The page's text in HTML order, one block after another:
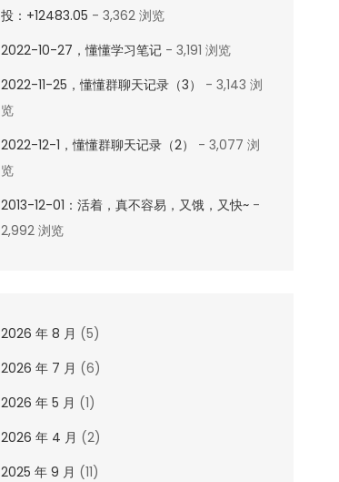
投：+12483.05 - 3,362 浏览
2022-10-27，懂懂学习笔记- 3,191 浏览
2022-11-25，懂懂群聊天记录（3）
- 3,143 浏
览
2022-12-1，懂懂群聊天记录（2）
- 3,077 浏
览
2013-12-01：活着，真不容易，又饿，又快~-
2,992 浏览
2026 年 8 月 (5)
2026 年 7 月 (6)
2026 年 5 月 (1)
2026 年 4 月 (2)
2025 年 9 月 (11)